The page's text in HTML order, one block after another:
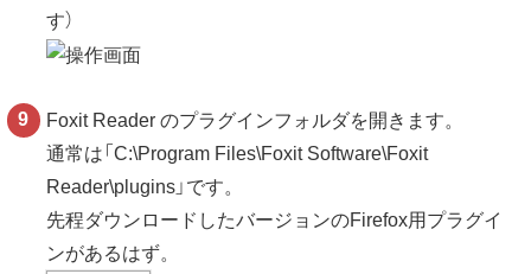
す）
Foxit Reader のプラグインフォルダを開きます。
通常は「C:\Program Files\Foxit Software\Foxit
Reader\plugins」です。
先程ダウンロードしたバージョンのFirefox用プラグイ
ンがあるはず。